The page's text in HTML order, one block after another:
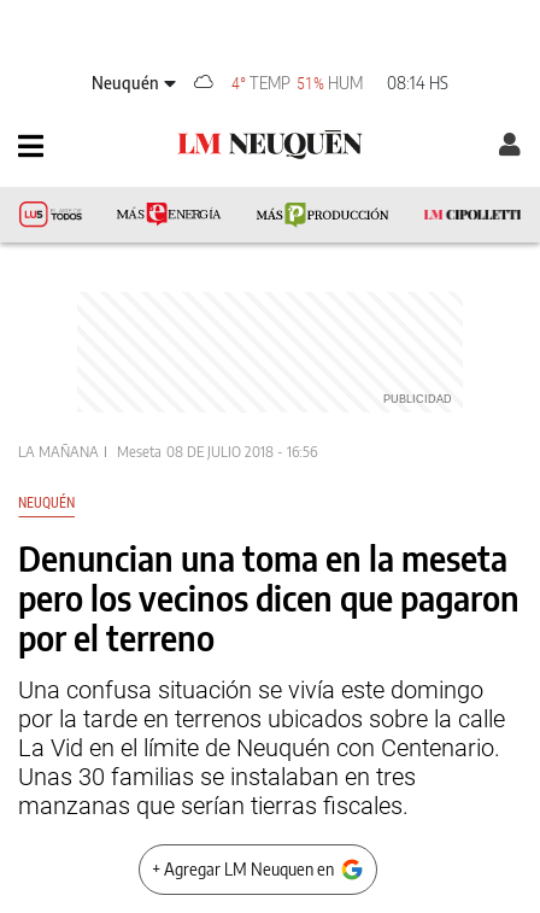
Neuquén 4°TEMP 51% HUM 08:14 HS
LA MAÑANA Meseta 08 DE JULIO 2018 - 16:56
NEUQUÉN
Denuncian una toma en la meseta
pero los vecinos dicen que pagaron
por el terreno
Una confusa situación se vivía este domingo
por la tarde en terrenos ubicados sobre la calle
La Vid en el límite de Neuquén con Centenario.
Unas 30 familias se instalaban en tres
manzanas que serían tierras fiscales.
+ Agregar LM Neuquen en